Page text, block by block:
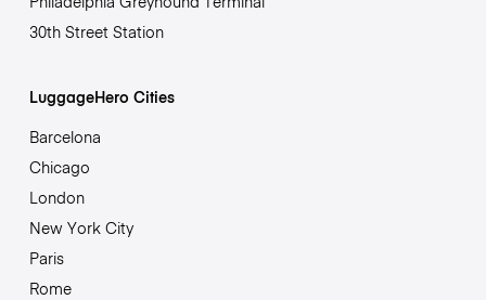
30th Street Station
LuggageHero Cities
Barcelona
Chicago
London
New York City
Paris
Rome